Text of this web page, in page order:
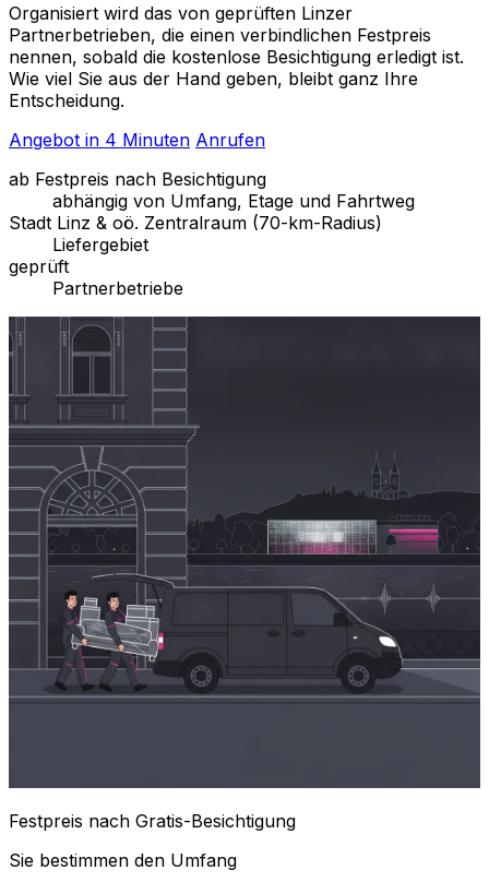
Organisiert wird das von geprüften Linzer
Partnerbetrieben, die einen verbindlichen Festpreis
nennen, sobald die kostenlose Besichtigung erledigt ist.
Wie viel Sie aus der Hand geben, bleibt ganz Ihre
Entscheidung.
Angebot in 4 Minuten Anrufen
ab Festpreis nach Besichtigung
abhängig von Umfang, Etage und Fahrtweg
Stadt Linz & oö. Zentralraum (70-km-Radius)
Liefergebiet
geprüft
Partnerbetriebe
Festpreis nach Gratis-Besichtigung
Sie bestimmen den Umfang